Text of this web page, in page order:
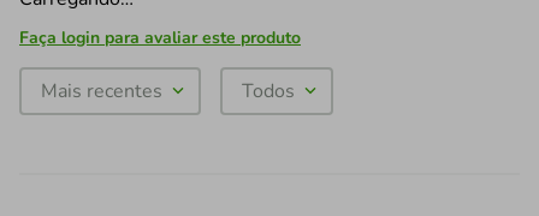
Faça login para avaliar este produto
Mais recentes Todos